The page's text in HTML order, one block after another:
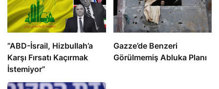
​​​​​​​”ABD-İsrail, Hizbullah’a
Karşı Fırsatı Kaçırmak
İstemiyor”
​​​​​​​Gazze’de Benzeri
Görülmemiş Abluka Planı